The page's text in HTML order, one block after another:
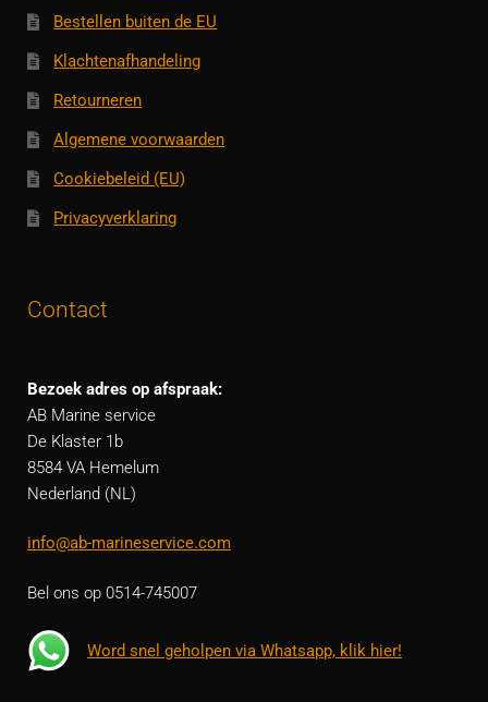
Bestellen buiten de EU
Klachtenafhandeling
Retourneren
Algemene voorwaarden
Cookiebeleid (EU)
Privacyverklaring
Contact
Bezoek adres op afspraak:
AB Marine service
De Klaster 1b
8584 VA Hemelum
Nederland (NL)
info@ab-marineservice.com
Bel ons op 0514-745007
Word snel geholpen via Whatsapp, klik hier!